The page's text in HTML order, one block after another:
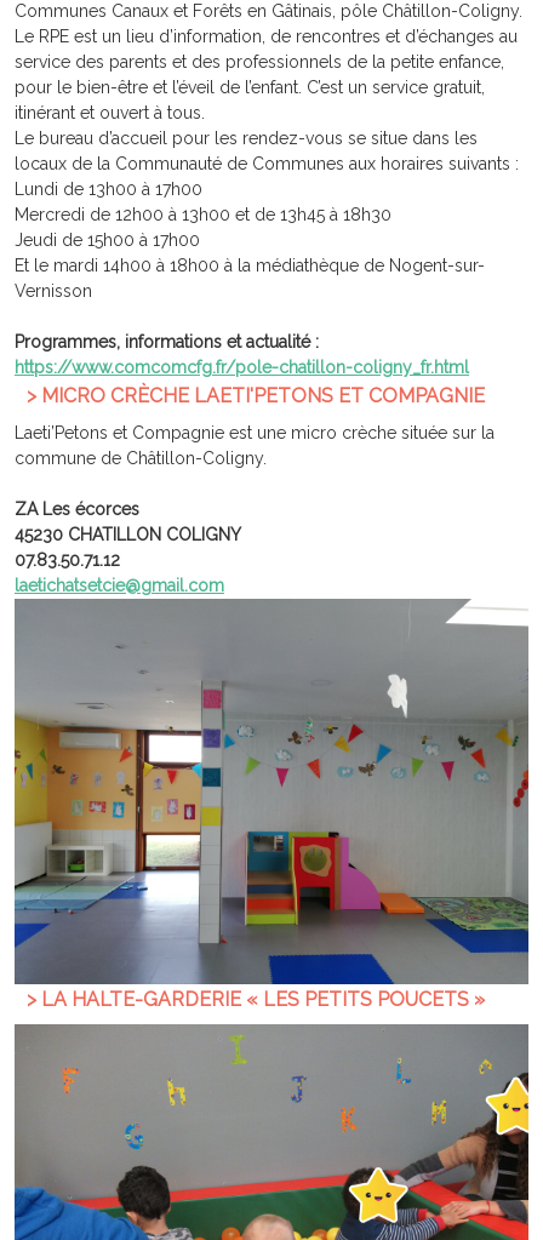
Communes Canaux et Forêts en Gâtinais, pôle Châtillon-Coligny.
Le RPE est un lieu d’information, de rencontres et d’échanges au
service des parents et des professionnels de la petite enfance,
pour le bien-être et l’éveil de l’enfant. C’est un service gratuit,
itinérant et ouvert à tous.
Le bureau d’accueil pour les rendez-vous se situe dans les
locaux de la Communauté de Communes aux horaires suivants :
Lundi de 13h00 à 17h00
Mercredi de 12h00 à 13h00 et de 13h45 à 18h30
Jeudi de 15h00 à 17h00
Et le mardi 14h00 à 18h00 à la médiathèque de Nogent-sur-
Vernisson
Programmes, informations et actualité :
https://www.comcomcfg.fr/pole-chatillon-coligny_fr.html
> MICRO CRÈCHE LAETI'PETONS ET COMPAGNIE
Laeti’Petons et Compagnie est une micro crèche située sur la
commune de Châtillon-Coligny.
ZA Les écorces
45230 CHATILLON COLIGNY
07.83.50.71.12
laetichatsetcie@gmail.com
> LA HALTE-GARDERIE « LES PETITS POUCETS »